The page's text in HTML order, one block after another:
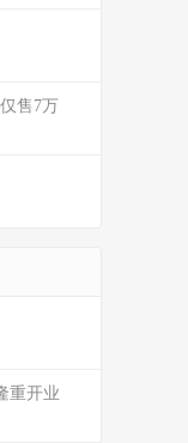
售7万
重开业